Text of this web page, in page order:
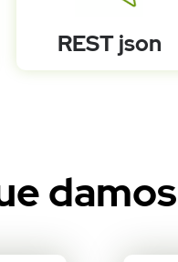
{
GENERAL:
REST json